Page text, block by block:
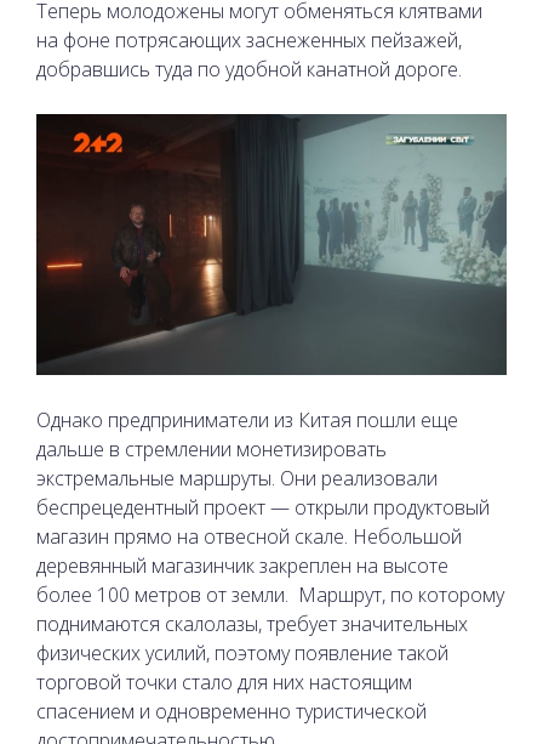
Теперь молодожены могут обменяться клятвами
на фоне потрясающих заснеженных пейзажей,
добравшись туда по удобной канатной дороге.
Однако предприниматели из Китая пошли еще
дальше в стремлении монетизировать
экстремальные маршруты. Они реализовали
беспрецедентный проект — открыли продуктовый
магазин прямо на отвесной скале. Небольшой
деревянный магазинчик закреплен на высоте
более 100 метров от земли. Маршрут, по которому
поднимаются скалолазы, требует значительных
физических усилий, поэтому появление такой
торговой точки стало для них настоящим
спасением и одновременно туристической